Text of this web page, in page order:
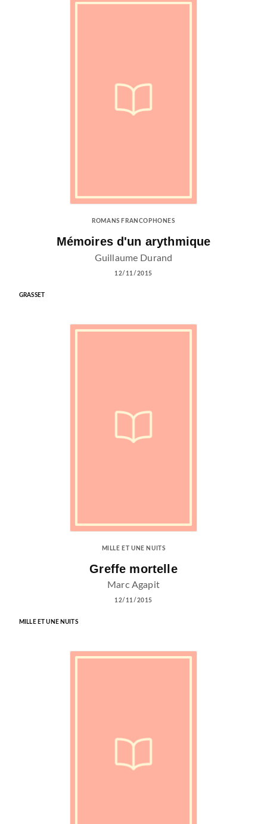
ROMANS FRANCOPHONES
Mémoires d'un arythmique
Guillaume Durand
12/11/2015
GRASSET
MILLE ET UNE NUITS
Greffe mortelle
Marc Agapit
12/11/2015
MILLE ET UNE NUITS